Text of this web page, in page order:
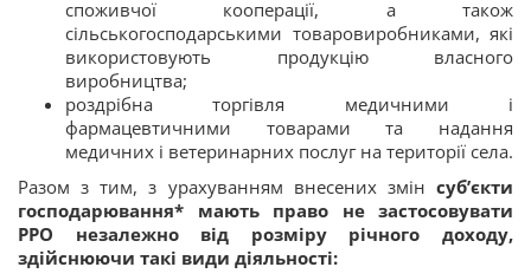
споживчої кооперації, а також
сільськогосподарськими товаровиробниками, які
використовують продукцію власного
виробництва;
роздрібна торгівля медичними і
фармацевтичними товарами та надання
медичних і ветеринарних послуг на території села.
Разом з тим, з урахуванням внесених змін cуб’єкти
господарювання* мають право не застосовувати
РРО незалежно від розміру річного доходу,
здійснюючи такі види діяльності: